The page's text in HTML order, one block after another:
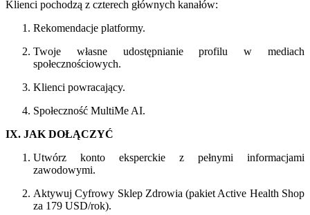
Klienci pochodzą z czterech głównych kanałów:
Rekomendacje platformy.
Twoje własne udostępnianie profilu w mediach
społecznościowych.
Klienci powracający.
Społeczność MultiMe AI.
IX. JAK DOŁĄCZYĆ
Utwórz konto eksperckie z pełnymi informacjami
zawodowymi.
Aktywuj Cyfrowy Sklep Zdrowia (pakiet Active Health Shop
za 179 USD/rok).